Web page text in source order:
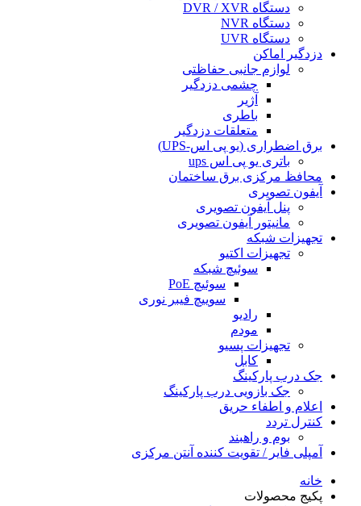
دستگاه DVR / XVR
دستگاه NVR
دستگاه UVR
دزدگیر اماکن
لوازم جانبی حفاظتی
چشمی دزدگیر
آژیر
باطری
متعلقات دزدگیر
برق اضطراری (یو پی اس-UPS)
باتری یو پی اس ups
محافظ مرکزی برق ساختمان
آیفون تصویری
پنل آیفون تصویری
مانیتور آیفون تصویری
تجهیزات شبکه
تجهیزات اکتیو
سوئیچ شبکه
سوئیچ PoE
سوییچ فیبر نوری
رادیو
مودم
تجهیزات پسیو
کابل
جک درب پارکینگ
جک بازویی درب پارکینگ
اعلام و اطفاء حریق
کنترل تردد
بوم و راهبند
آمپلی فایر / تقویت کننده آنتن مرکزی
خانه
پکیج محصولات